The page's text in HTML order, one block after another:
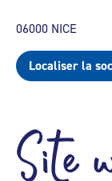
06000 NICE
Localiser la
Site